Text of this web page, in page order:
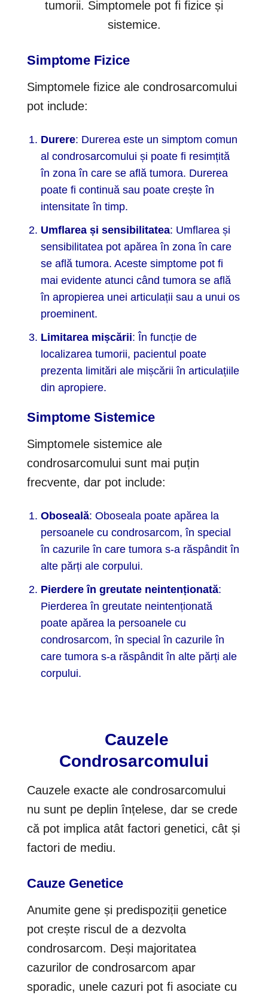
tumorii. Simptomele pot fi fizice și
sistemice.
Simptome Fizice
Simptomele fizice ale condrosarcomului
pot include:
Durere: Durerea este un simptom comun
al condrosarcomului și poate fi resimțită
în zona în care se află tumora. Durerea
poate fi continuă sau poate crește în
intensitate în timp.
Umflarea și sensibilitatea: Umflarea și
sensibilitatea pot apărea în zona în care
se află tumora. Aceste simptome pot fi
mai evidente atunci când tumora se află
în apropierea unei articulații sau a unui os
proeminent.
Limitarea mișcării: În funcție de
localizarea tumorii, pacientul poate
prezenta limitări ale mișcării în articulațiile
din apropiere.
Simptome Sistemice
Simptomele sistemice ale
condrosarcomului sunt mai puțin
frecvente, dar pot include:
Oboseală: Oboseala poate apărea la
persoanele cu condrosarcom, în special
în cazurile în care tumora s-a răspândit în
alte părți ale corpului.
Pierdere în greutate neintenționată:
Pierderea în greutate neintenționată
poate apărea la persoanele cu
condrosarcom, în special în cazurile în
care tumora s-a răspândit în alte părți ale
corpului.
Cauzele
Condrosarcomului
Cauzele exacte ale condrosarcomului
nu sunt pe deplin înțelese, dar se crede
că pot implica atât factori genetici, cât și
factori de mediu.
Cauze Genetice
Anumite gene și predispoziții genetice
pot crește riscul de a dezvolta
condrosarcom. Deși majoritatea
cazurilor de condrosarcom apar
sporadic, unele cazuri pot fi asociate cu